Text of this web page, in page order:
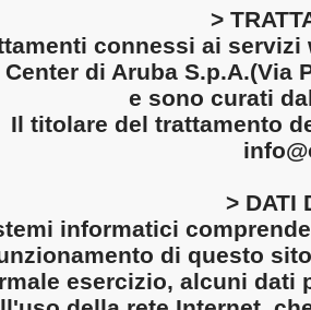
>
connessi ai
Center di Aruba S.p.A.(Via
e sono curati
Il titolare del trattamento
> DATI
informatici
di questo
esercizio, alcuni dati